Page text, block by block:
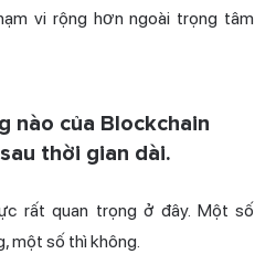
vi rộng hơn ngoài trọng tâm
nào của Blockchain
thời gian dài.
rất quan trọng ở đây. Một số
một số thì không.